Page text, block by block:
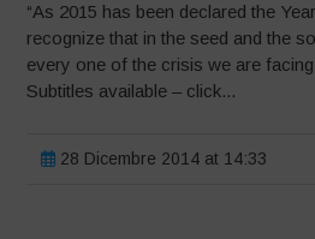
“As 2015 has been declared the
recognize that in the seed and the
every one of the crisis we are
Subtitles available – click...
28 Dicembre 2014 at 14:33